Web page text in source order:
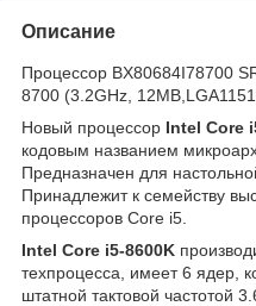
Описание
Процессор BX80684I78700
8700 (3.2GHz,
Новый процессор Intel Core
кодовым названием
Предназначен для
Принадлежит к семейству
процессоров Core i5.
Intel Core i5-8600K
техпроцесса, имеет 6 ядер,
штатной тактовой частотой